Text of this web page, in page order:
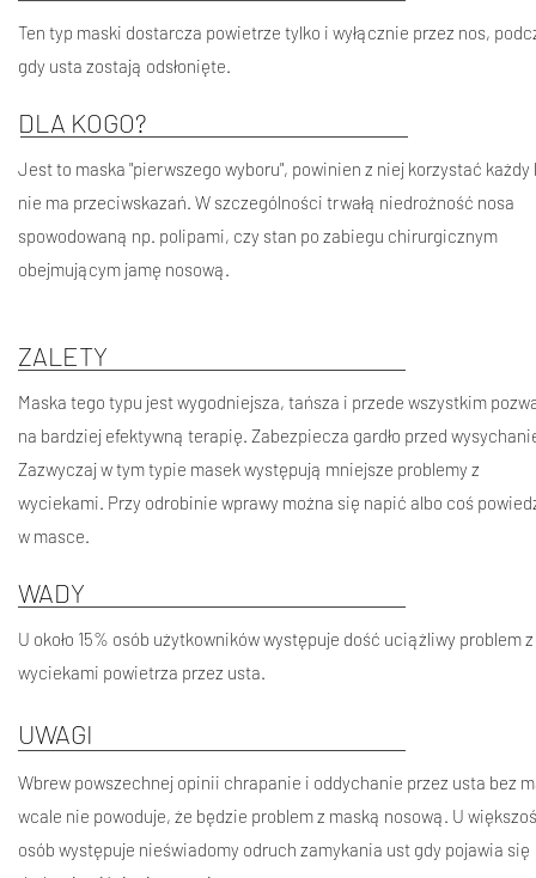
Ten typ maski dostarcza powietrze tylko i wyłącznie przez nos,
gdy usta zostają odsłonięte.
DLA KOGO?
Jest to maska "pierwszego wyboru", powinien z niej korzystać każdy
nie ma przeciwskazań. W szczególności trwałą niedrożność nosa
spowodowaną np. polipami, czy stan po zabiegu chirurgicznym
obejmującym jamę nosową.
ZALETY
Maska tego typu jest wygodniejsza, tańsza i przede wszystkim
na bardziej efektywną terapię. Zabezpiecza gardło przed
Zazwyczaj w tym typie masek występują mniejsze problemy z
wyciekami. Przy odrobinie wprawy można się napić albo coś
w masce.
WADY
U około 15% osób użytkowników występuje dość uciążliwy problem z
wyciekami powietrza przez usta.
UWAGI
Wbrew powszechnej opinii chrapanie i oddychanie przez usta bez
wcale nie powoduje, że będzie problem z maską nosową. U
osób występuje nieświadomy odruch zamykania ust gdy pojawia się